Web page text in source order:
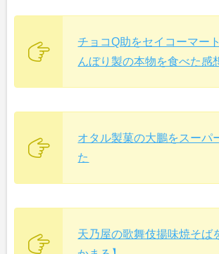
チョコQ助をセイコーマー
んぼり製の本物を食べた感
オタル製菓の大鵬をスーパ
た
天乃屋の歌舞伎揚味焼そば